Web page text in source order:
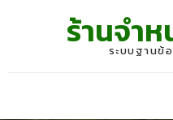
ร้านจำ
ระบบฐานข้